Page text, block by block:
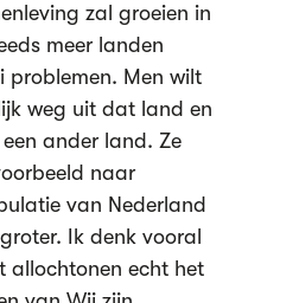
zal groeien in
meer landen
problemen. Men wilt
weg uit dat land en
ander land. Ze
naar
van Nederland
Ik denk vooral
allochtonen echt het